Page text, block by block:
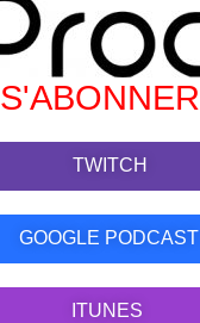
S'ABONNER
TWITCH
GOOGLE PODCAST
ITUNES